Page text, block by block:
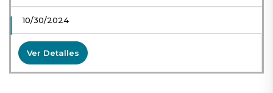
10/30/2024
Ver Detalles